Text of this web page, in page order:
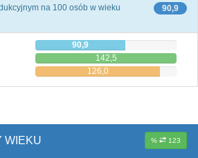
90,9
na 100 osób w wieku
90,9
142,5
126,0
% 123
WIEKU